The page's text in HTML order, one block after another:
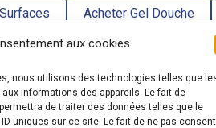
aux cookies
nous utilisons des technologies telles que
informations des appareils. Le fait de
de traiter des données telles que le
uniques sur ce site. Le fait de ne pas
Acheter Gel Douche
tout Papier WC Acheter Flacon